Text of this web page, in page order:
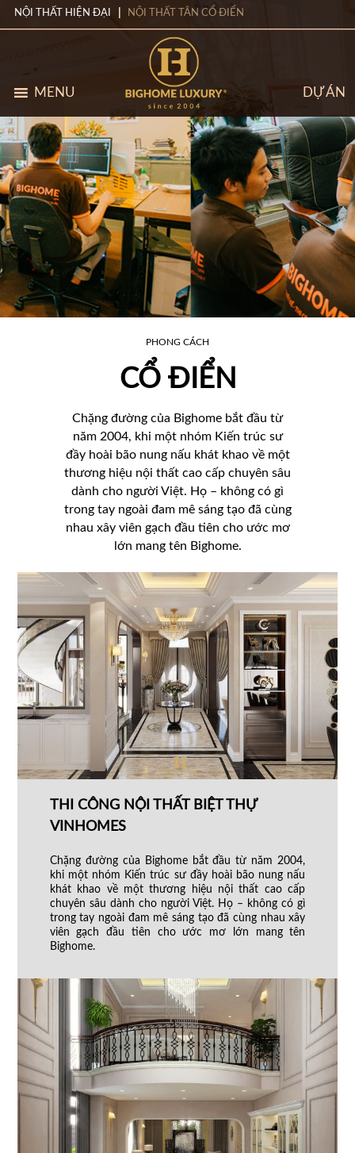
NỘI THẤT HIỆN ĐẠI NỘI THẤT TÂN CỔ ĐIỂN
MENU DỰ ÁN
PHONG CÁCH
CỔ ĐIỂN
Chặng đường của Bighome bắt đầu từ
năm 2004, khi một nhóm Kiến trúc sư
đầy hoài bão nung nấu khát khao về một
thương hiệu nội thất cao cấp chuyên sâu
dành cho người Việt. Họ – không có gì
trong tay ngoài đam mê sáng tạo đã cùng
nhau xây viên gạch đầu tiên cho ước mơ
lớn mang tên Bighome.
THI CÔNG NỘI THẤT BIỆT THỰ
VINHOMES
Chặng đường của Bighome bắt đầu từ năm 2004,
khi một nhóm Kiến trúc sư đầy hoài bão nung nấu
khát khao về một thương hiệu nội thất cao cấp
chuyên sâu dành cho người Việt. Họ – không có gì
trong tay ngoài đam mê sáng tạo đã cùng nhau xây
viên gạch đầu tiên cho ước mơ lớn mang tên
Bighome.